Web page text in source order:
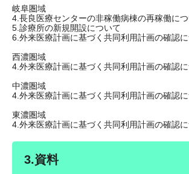
岐阜圏域
4.長良医療センターの非稼働病棟の再稼働に
5.診療所の新規開設について
6.外来医療計画に基づく共同利用計画の確認
西濃圏域
4.外来医療計画に基づく共同利用計画の確認
中濃圏域
4.外来医療計画に基づく共同利用計画の確認
東濃圏域
4.外来医療計画に基づく共同利用計画の確認
3.資料